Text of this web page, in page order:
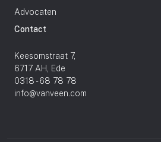
Advocaten
Contact
Keesomstraat 7,
6717 AH, Ede
0318 - 68 78 78
info@vanveen.com